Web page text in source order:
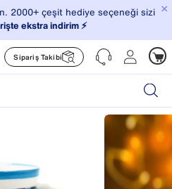
×
2000+ çeşit hediye seçeneği sizi
ekstra indirim ⚡️
Sipariş Takibi